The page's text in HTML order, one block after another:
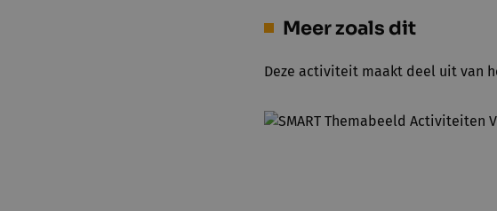
Meer zoals dit
Deze activiteit maakt deel uit van